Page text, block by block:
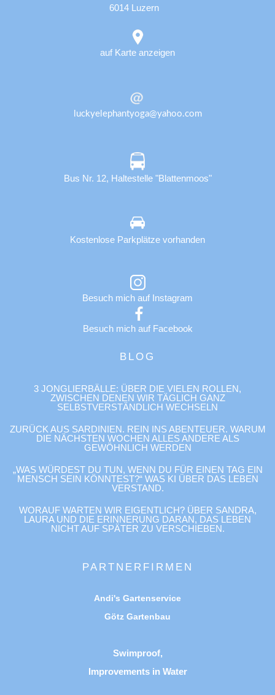
6014 Luzern
auf Karte anzeigen
luckyelephantyoga@yahoo.com
Bus Nr. 12, Haltestelle "Blattenmoos"
Kostenlose Parkplätze vorhanden
Besuch mich auf Instagram
Besuch mich auf Facebook
BLOG
3 JONGLIERBÄLLE: ÜBER DIE VIELEN ROLLEN,
ZWISCHEN DENEN WIR TÄGLICH GANZ
SELBSTVERSTÄNDLICH WECHSELN
ZURÜCK AUS SARDINIEN. REIN INS ABENTEUER. WARUM
DIE NÄCHSTEN WOCHEN ALLES ANDERE ALS
GEWÖHNLICH WERDEN
„WAS WÜRDEST DU TUN, WENN DU FÜR EINEN TAG EIN
MENSCH SEIN KÖNNTEST?“ WAS KI ÜBER DAS LEBEN
VERSTAND.
WORAUF WARTEN WIR EIGENTLICH? ÜBER SANDRA,
LAURA UND DIE ERINNERUNG DARAN, DAS LEBEN
NICHT AUF SPÄTER ZU VERSCHIEBEN.
PARTNERFIRMEN
Andi's Gartenservice
Götz Gartenbau
Swimproof,
Improvements in Water